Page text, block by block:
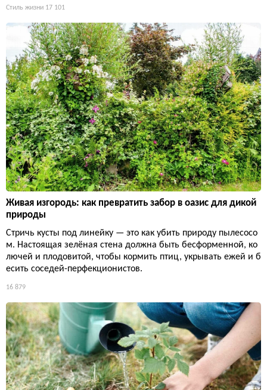
Стиль жизни 17 101
Живая изгородь: как превратить забор в оазис для дикой
природы
Стричь кусты под линейку — это как убить природу пылесосо
м. Настоящая зелёная стена должна быть бесформенной, ко
лючей и плодовитой, чтобы кормить птиц, укрывать ежей и б
есить соседей-перфекционистов.
16 879